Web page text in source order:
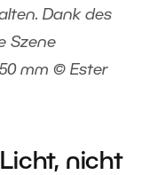
Dank des
Szene
50 mm © Ester
nicht